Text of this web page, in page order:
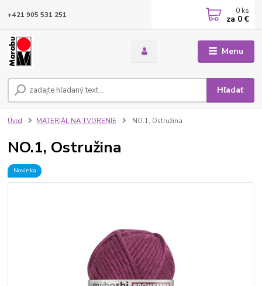
Menu
Hľadať
+421 905 531 251 0 ks
za 0 €
Úvod MATERIÁL NA TVORENIE NO.1, Ostružina
NO.1, Ostružina
Novinka